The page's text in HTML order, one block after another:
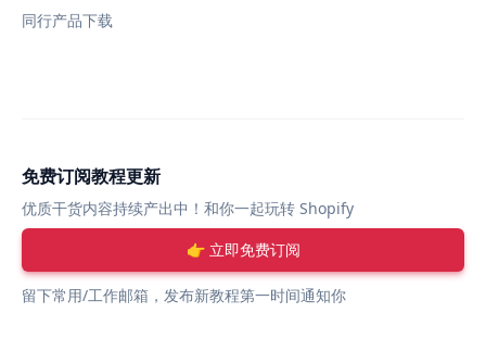
同行产品下载
免费订阅教程更新
优质干货内容持续产出中！和你一起玩转 Shopify
👉 立即免费订阅
留下常用/工作邮箱，发布新教程第一时间通知你